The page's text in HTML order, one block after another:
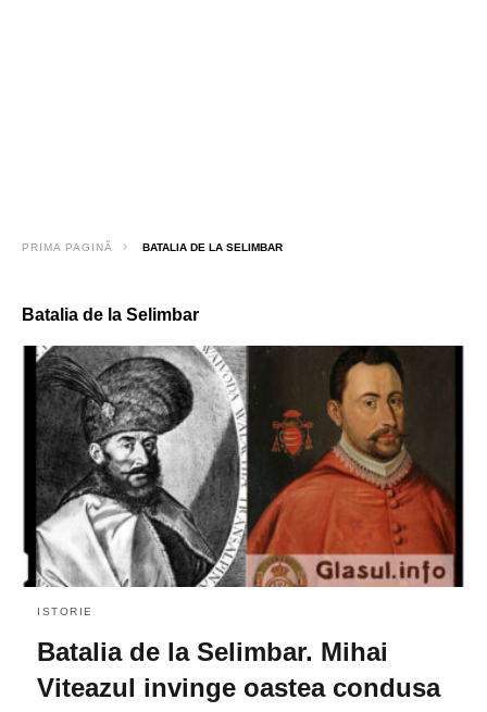
PRIMA PAGINĂ BATALIA DE LA SELIMBAR
Batalia de la Selimbar
ISTORIE
Batalia de la Selimbar. Mihai
Viteazul invinge oastea condusa